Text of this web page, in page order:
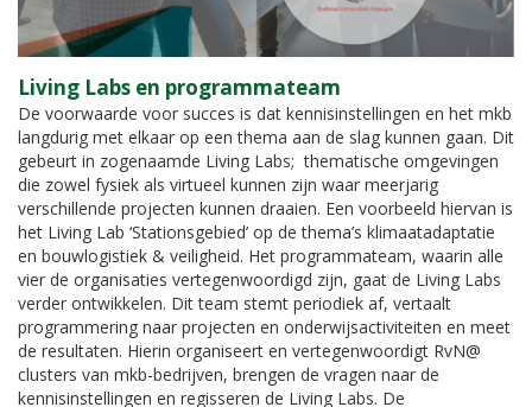
Living Labs en programmateam
De voorwaarde voor succes is dat kennisinstellingen en het mkb
langdurig met elkaar op een thema aan de slag kunnen gaan. Dit
gebeurt in zogenaamde Living Labs; thematische omgevingen
die zowel fysiek als virtueel kunnen zijn waar meerjarig
verschillende projecten kunnen draaien. Een voorbeeld hiervan is
het Living Lab ‘Stationsgebied’ op de thema’s klimaatadaptatie
en bouwlogistiek & veiligheid. Het programmateam, waarin alle
vier de organisaties vertegenwoordigd zijn, gaat de Living Labs
verder ontwikkelen. Dit team stemt periodiek af, vertaalt
programmering naar projecten en onderwijsactiviteiten en meet
de resultaten. Hierin organiseert en vertegenwoordigt RvN@
clusters van mkb-bedrijven, brengen de vragen naar de
kennisinstellingen en regisseren de Living Labs. De